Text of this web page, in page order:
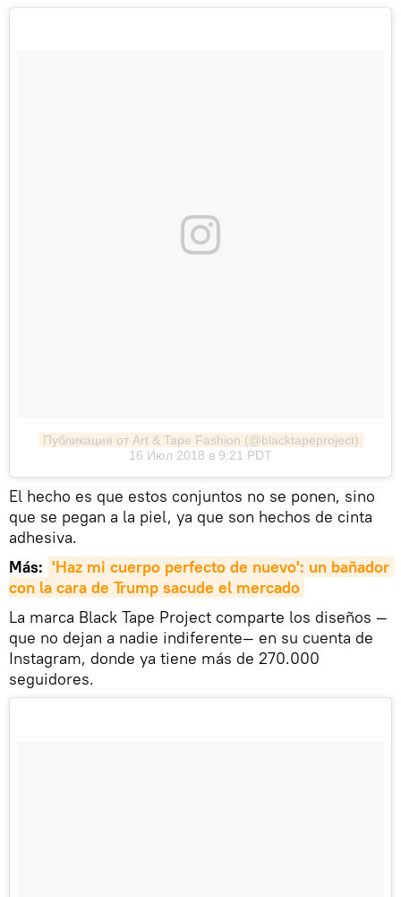
Публикация от Art & Tape Fashion (@blacktapeproject)
16 Июл 2018 в 9:21 PDT
El hecho es que estos conjuntos no se ponen, sino
que se pegan a la piel, ya que son hechos de cinta
adhesiva.
Más: 'Haz mi cuerpo perfecto de nuevo': un bañador
con la cara de Trump sacude el mercado
La marca Black Tape Project comparte los diseños —
que no dejan a nadie indiferente— en su cuenta de
Instagram, donde ya tiene más de 270.000
seguidores.